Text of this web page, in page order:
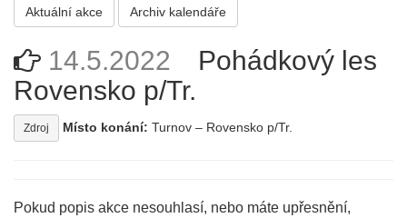
Aktuální akce Archiv kalendáře
14.5.2022
Pohádkový les
Rovensko p/Tr.
Zdroj Místo konání: Turnov – Rovensko p/Tr.
Pokud popis akce nesouhlasí, nebo máte upřesnění,